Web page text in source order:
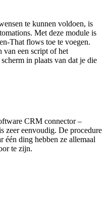
te kunnen voldoen, is
Met deze module is
That flows toe te voegen.
van een script of het
in plaats van dat je die
CRM connector –
zeer eenvoudig. De procedure
één ding hebben ze allemaal
te zijn.